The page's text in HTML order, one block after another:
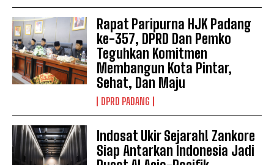
Rapat Paripurna HJK Padang
ke-357, DPRD Dan Pemko
Teguhkan Komitmen
Membangun Kota Pintar,
Sehat, Dan Maju
DPRD PADANG
Indosat Ukir Sejarah! Zankore
Siap Antarkan Indonesia Jadi